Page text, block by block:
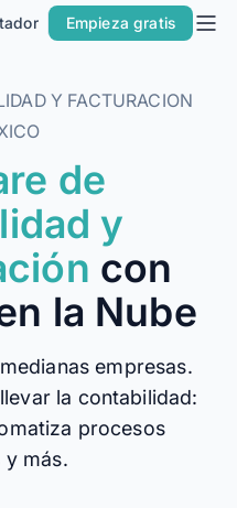
Empieza gratis
Y FACTURACION
de
y
con
la Nube
empresas.
la contabilidad:
procesos
y más.